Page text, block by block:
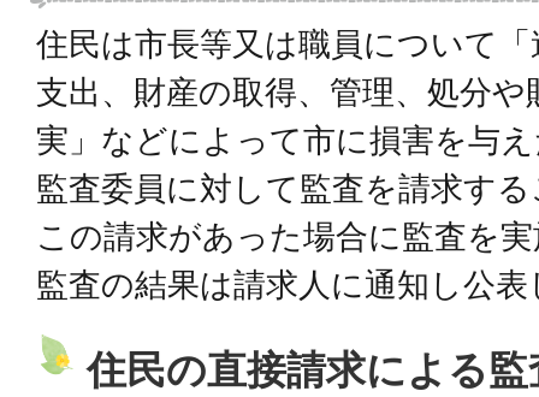
住民は市長等又は職員について
支出、財産の取得、管理、処分
実」などによって市に損害を与
監査委員に対して監査を請求す
この請求があった場合に監査を
監査の結果は請求人に通知し公
住民の直接請求による